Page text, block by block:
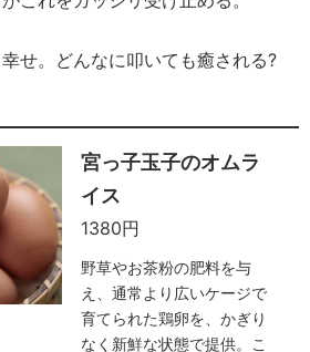
せ。どんなに叩いても癒される?
宮っ子玉子のオムラ
イス
1380円
野草やお茶粉の肥料を与
え、通常より広いケージで
育てられた鶏卵を、かぎり
なく新鮮な状態で提供。こ